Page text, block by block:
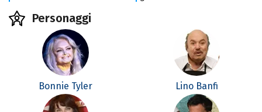
Personaggi
Bonnie Tyler Lino Banfi